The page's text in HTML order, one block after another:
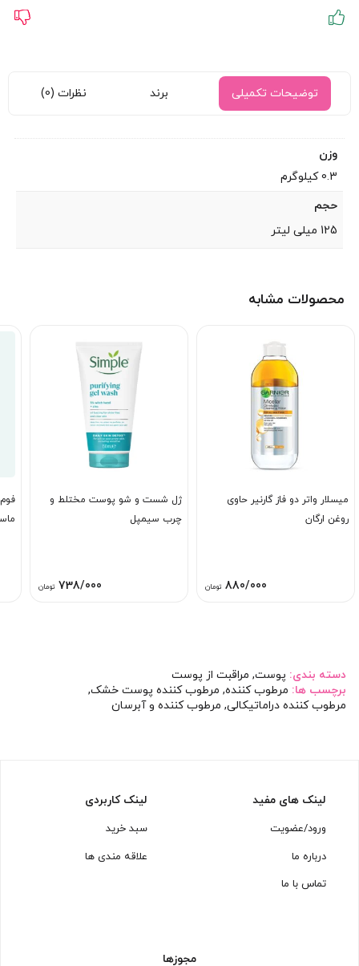
توضیحات تکمیلی برند نظرات (0)
وزن
0.3 کیلوگرم
حجم
125 میلی لیتر
محصولات مشابه
میسلار واتر دو فاز گارنیر حاوی
روغن ارگان
880/000 تومان
ژل شست و شو پوست مختلط و
چرب سیمپل
738/000 تومان
دسته بندی: پوست, مراقبت از پوست
برچسب ها: مرطوب کننده, مرطوب کننده پوست خشک,
مرطوب کننده دراماتیکالی, مرطوب کننده و آبرسان
لینک های مفید
ورود/عضویت
درباره ما
تماس با ما
لینک کاربردی
سبد خرید
علاقه مندی ها
مجوزها